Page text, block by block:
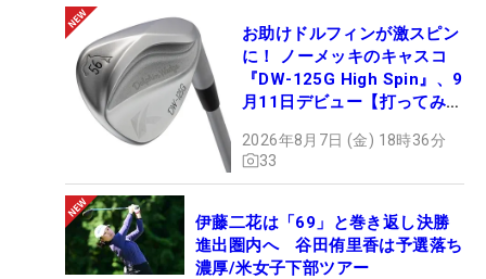
お助けドルフィンが激スピン
に！ ノーメッキのキャスコ
『DW-125G High Spin』、9
月11日デビュー【打ってみ
2026年8月7日 (金) 18時36分
33
伊藤二花は「69」と巻き返し決勝
進出圏内へ 谷田侑里香は予選落ち
濃厚/米女子下部ツアー